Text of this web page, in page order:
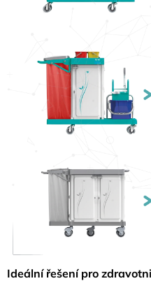
Ideální řešení pro